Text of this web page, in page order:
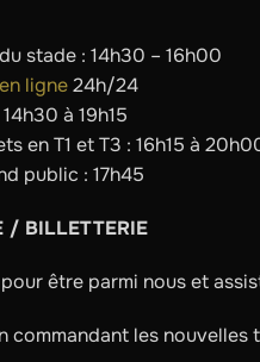
stade : 14h30 – 16h00
ligne24h/24
à 19h15
en T1 et T3 : 16h15 à
public : 17h45
/ BILLETTERIE
pour être parmi nous et
commandant les